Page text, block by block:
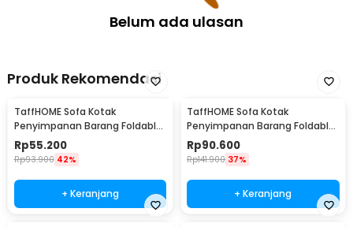
Belum ada ulasan
Produk Rekomendasi
TaffHOME Sofa Kotak
Penyimpanan Barang Foldable
Storage Box 30x30x30cm - L170
Rp55.200
Rp93.900 42%
+ Keranjang
TaffHOME Sofa Kotak
Penyimpanan Barang Foldable
Storage Box 48x30x30cm - L170
Rp90.600
Rp141.900 37%
+ Keranjang